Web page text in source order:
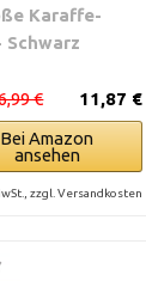
Karaffe-
Schwarz
11,87 €
€
Bei Amazon
ansehen
zzgl. Versandkosten